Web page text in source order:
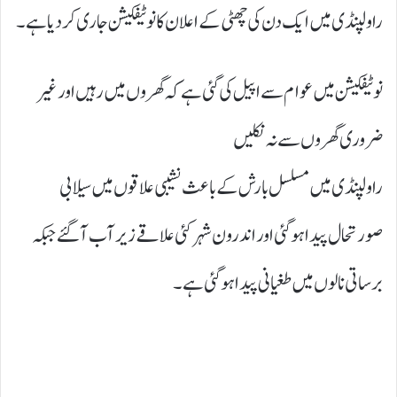
راولپنڈی میں ایک دن کی چھٹی کے اعلان کا نوٹیفکیشن جاری کر دیا ہے۔
نوٹیفکیشن میں عوام سے اپیل کی گئی ہے کہ گھروں میں رہیں اور غیر
ضروری گھروں سے نہ نکلیں
راولپنڈی میں مسلسل بارش کے باعث نشیبی علاقوں میں سیلابی
صورتحال پیدا ہوگئی اور اندرون شہر کئی علاقے زیر آب آگئے جبکہ
برساتی نالوں میں طغیانی پیدا ہو گئی ہے۔